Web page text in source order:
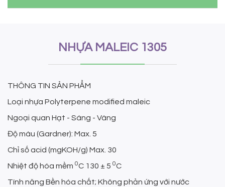
NHỰA MALEIC 1305
THÔNG TIN SẢN PHẨM
Loại nhựa Polyterpene modified maleic
Ngoại quan Hạt - Sáng - Vàng
Độ màu (Gardner): Max. 5
Chỉ số acid (mgKOH/g) Max. 30
Nhiệt độ hóa mềm 0C 130 ± 5 0C
Tính năng Bền hóa chất; Không phản ứng với nước